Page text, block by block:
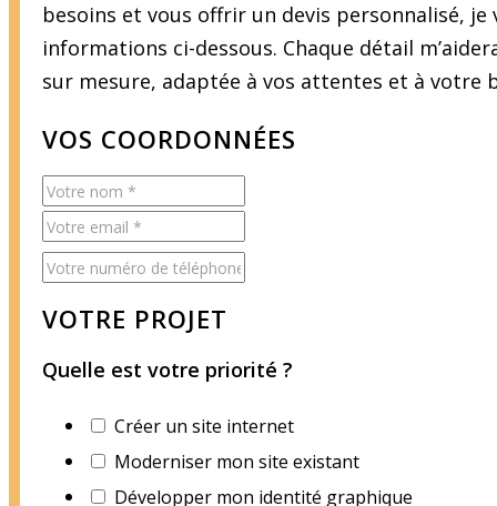
besoins et vous offrir un devis personnalisé,
informations ci-dessous. Chaque détail
sur mesure, adaptée à vos attentes et à votre
VOS COORDONNÉES
VOTRE PROJET
Quelle est votre priorité ?
Créer un site internet
Moderniser mon site existant
Développer mon identité graphique